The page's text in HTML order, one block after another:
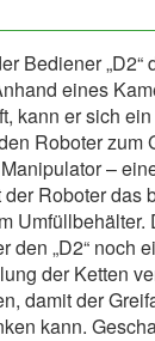
Bediener „D2“
eines
kann er sich
Roboter zum
–
Roboter das
Umfüllbehälter.
den „D2“ noch
der Ketten
damit der
kann.